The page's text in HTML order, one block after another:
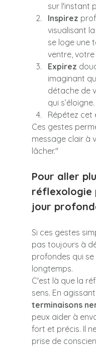
sur l'instant
Inspirez
visualisant
se loge une
ventre, votre
Expirez
imaginant
détache de
qui s’éloigne.
Répétez cet
Ces gestes
message clair à
lâcher."
Pour aller
réflexologie
jour
Si ces gestes
pas toujours à
profondes qui
longtemps.
C'est là que la
sens. En
terminaisons
peux aider à
fort et précis. Il
prise de